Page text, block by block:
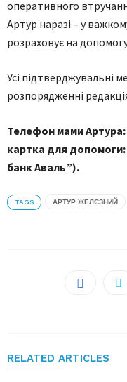
оперативного
Артур наразі – у
розраховує на
Усі підтверджувальні
розпорядженні
Телефон мами Артура:
картка для допомоги:
банк Аваль”).
TAGS АРТУР ЖЕЛЄЗНИЙ
RELATED ARTICLES